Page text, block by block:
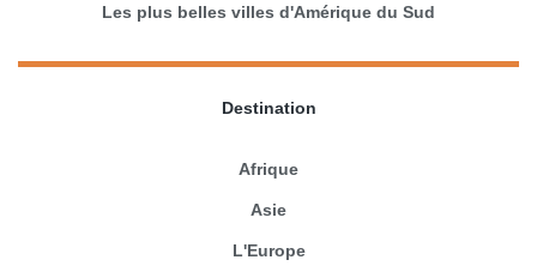
Les plus belles villes d'Amérique du Sud
Destination
Afrique
Asie
L'Europe